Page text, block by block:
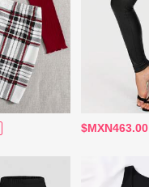
$MXN463.00